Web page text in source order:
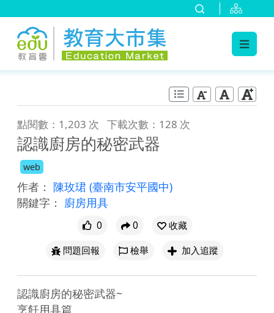
點閱數：1,203 次 下載次數：128 次
認識廚房的秘密武器
web
作者： 陳玫珺 (臺南市安平國中)
關鍵字： 廚房用具
0 0
收藏
問題回報
檢舉 加入追蹤
認識廚房的秘密武器~
烹飪用具篇